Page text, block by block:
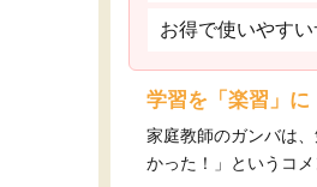
お得で使いやす
学習を「楽習」
家庭教師のガンバは
かった！」というコ